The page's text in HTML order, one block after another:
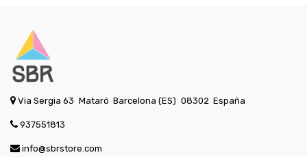
Via Sergia 63 Mataró Barcelona (ES) 08302 España
937551813
info@sbrstore.com